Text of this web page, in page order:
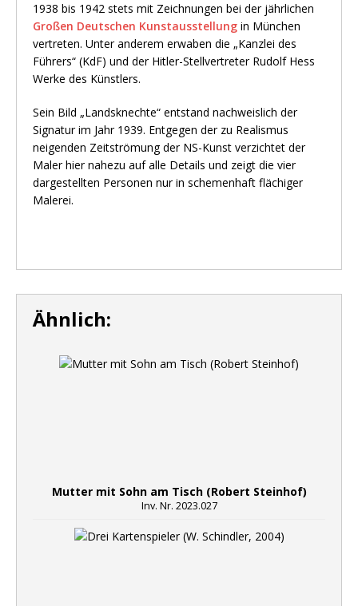
1938 bis 1942 stets mit Zeichnungen bei der jährlichen
Großen Deutschen Kunstausstellung in München
vertreten. Unter anderem erwaben die „Kanzlei des
Führers“ (KdF) und der Hitler-Stellvertreter Rudolf Hess
Werke des Künstlers.
Sein Bild „Landsknechte“ entstand nachweislich der
Signatur im Jahr 1939. Entgegen der zu Realismus
neigenden Zeitströmung der NS-Kunst verzichtet der
Maler hier nahezu auf alle Details und zeigt die vier
dargestellten Personen nur in schemenhaft flächiger
Malerei.
Ähnlich:
Mutter mit Sohn am Tisch (Robert Steinhof)
Inv. Nr. 2023.027